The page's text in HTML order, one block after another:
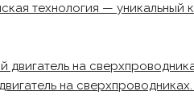
технология — уникальный
на